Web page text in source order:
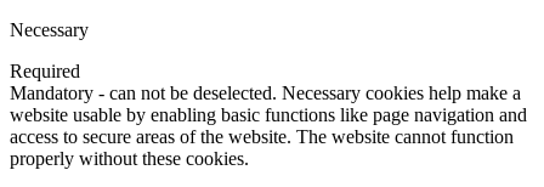
Necessary
Required
Mandatory - can not be deselected. Necessary cookies help make a
website usable by enabling basic functions like page navigation and
access to secure areas of the website. The website cannot function
properly without these cookies.